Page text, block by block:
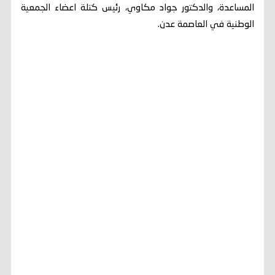
المساعدة، والدكتور جواد مكاوي، رئيس كتلة اعضاء الجمعية
الوطنية في العاصمة عدن.